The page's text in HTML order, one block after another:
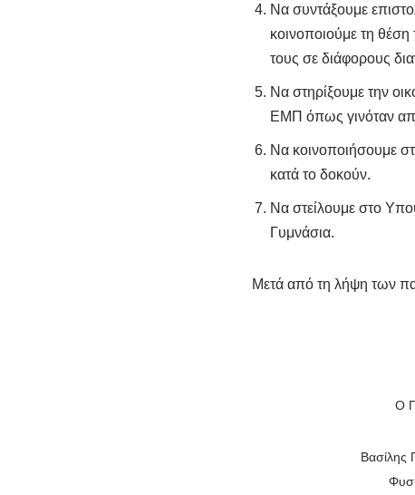
Να συντάξουμε
κοινοποιούμε τη
τους σε διάφορους
Να στηρίξουμε την
ΕΜΠ όπως γινόταν
Να κοινοποιήσουμε
κατά το δοκούν.
Να στείλουμε στο
Γυμνάσια.
Μετά από τη λήψη των
Ο
Βασίλης